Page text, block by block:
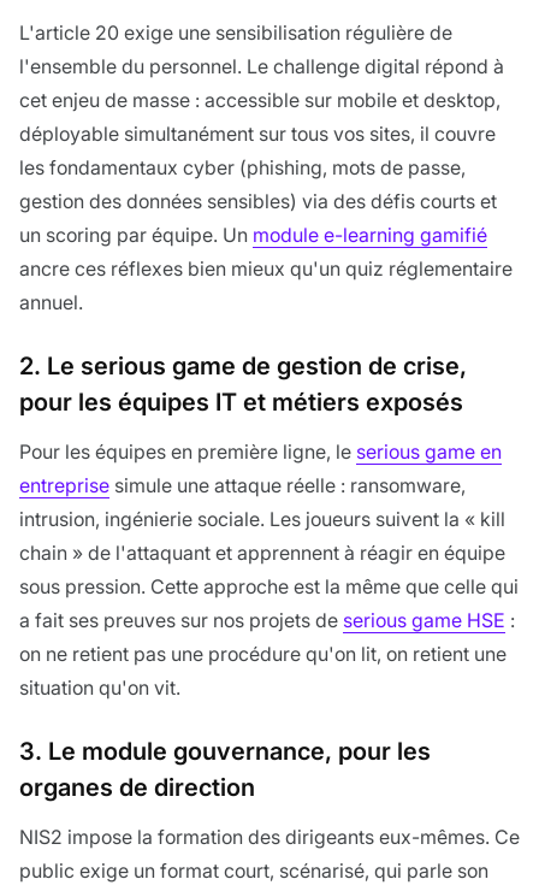
L'article 20 exige une sensibilisation régulière de
l'ensemble du personnel. Le challenge digital répond à
cet enjeu de masse : accessible sur mobile et desktop,
déployable simultanément sur tous vos sites, il couvre
les fondamentaux cyber (phishing, mots de passe,
gestion des données sensibles) via des défis courts et
un scoring par équipe. Un module e-learning gamifié
ancre ces réflexes bien mieux qu'un quiz réglementaire
annuel.
2. Le serious game de gestion de crise,
pour les équipes IT et métiers exposés
Pour les équipes en première ligne, le serious game en
entreprise simule une attaque réelle : ransomware,
intrusion, ingénierie sociale. Les joueurs suivent la « kill
chain » de l'attaquant et apprennent à réagir en équipe
sous pression. Cette approche est la même que celle qui
a fait ses preuves sur nos projets de serious game HSE :
on ne retient pas une procédure qu'on lit, on retient une
situation qu'on vit.
3. Le module gouvernance, pour les
organes de direction
NIS2 impose la formation des dirigeants eux-mêmes. Ce
public exige un format court, scénarisé, qui parle son